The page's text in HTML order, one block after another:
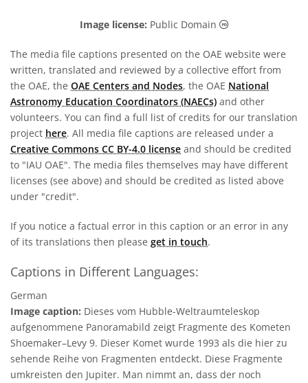
Image license: Public Domain Public Domain
The media file captions presented on the OAE website were
written, translated and reviewed by a collective effort from
the OAE, the OAE Centers and Nodes, the OAE National
Astronomy Education Coordinators (NAECs) and other
volunteers. You can find a full list of credits for our translation
project here. All media file captions are released under a
Creative Commons CC BY-4.0 license and should be credited
to "IAU OAE". The media files themselves may have different
licenses (see above) and should be credited as listed above
under "credit".
If you notice a factual error in this caption or an error in any
of its translations then please get in touch.
Captions in Different Languages:
German
Image caption: Dieses vom Hubble-Weltraumteleskop
aufgenommene Panoramabild zeigt Fragmente des Kometen
Shoemaker–Levy 9. Dieser Komet wurde 1993 als die hier zu
sehende Reihe von Fragmenten entdeckt. Diese Fragmente
umkreisten den Jupiter. Man nimmt an, dass der noch